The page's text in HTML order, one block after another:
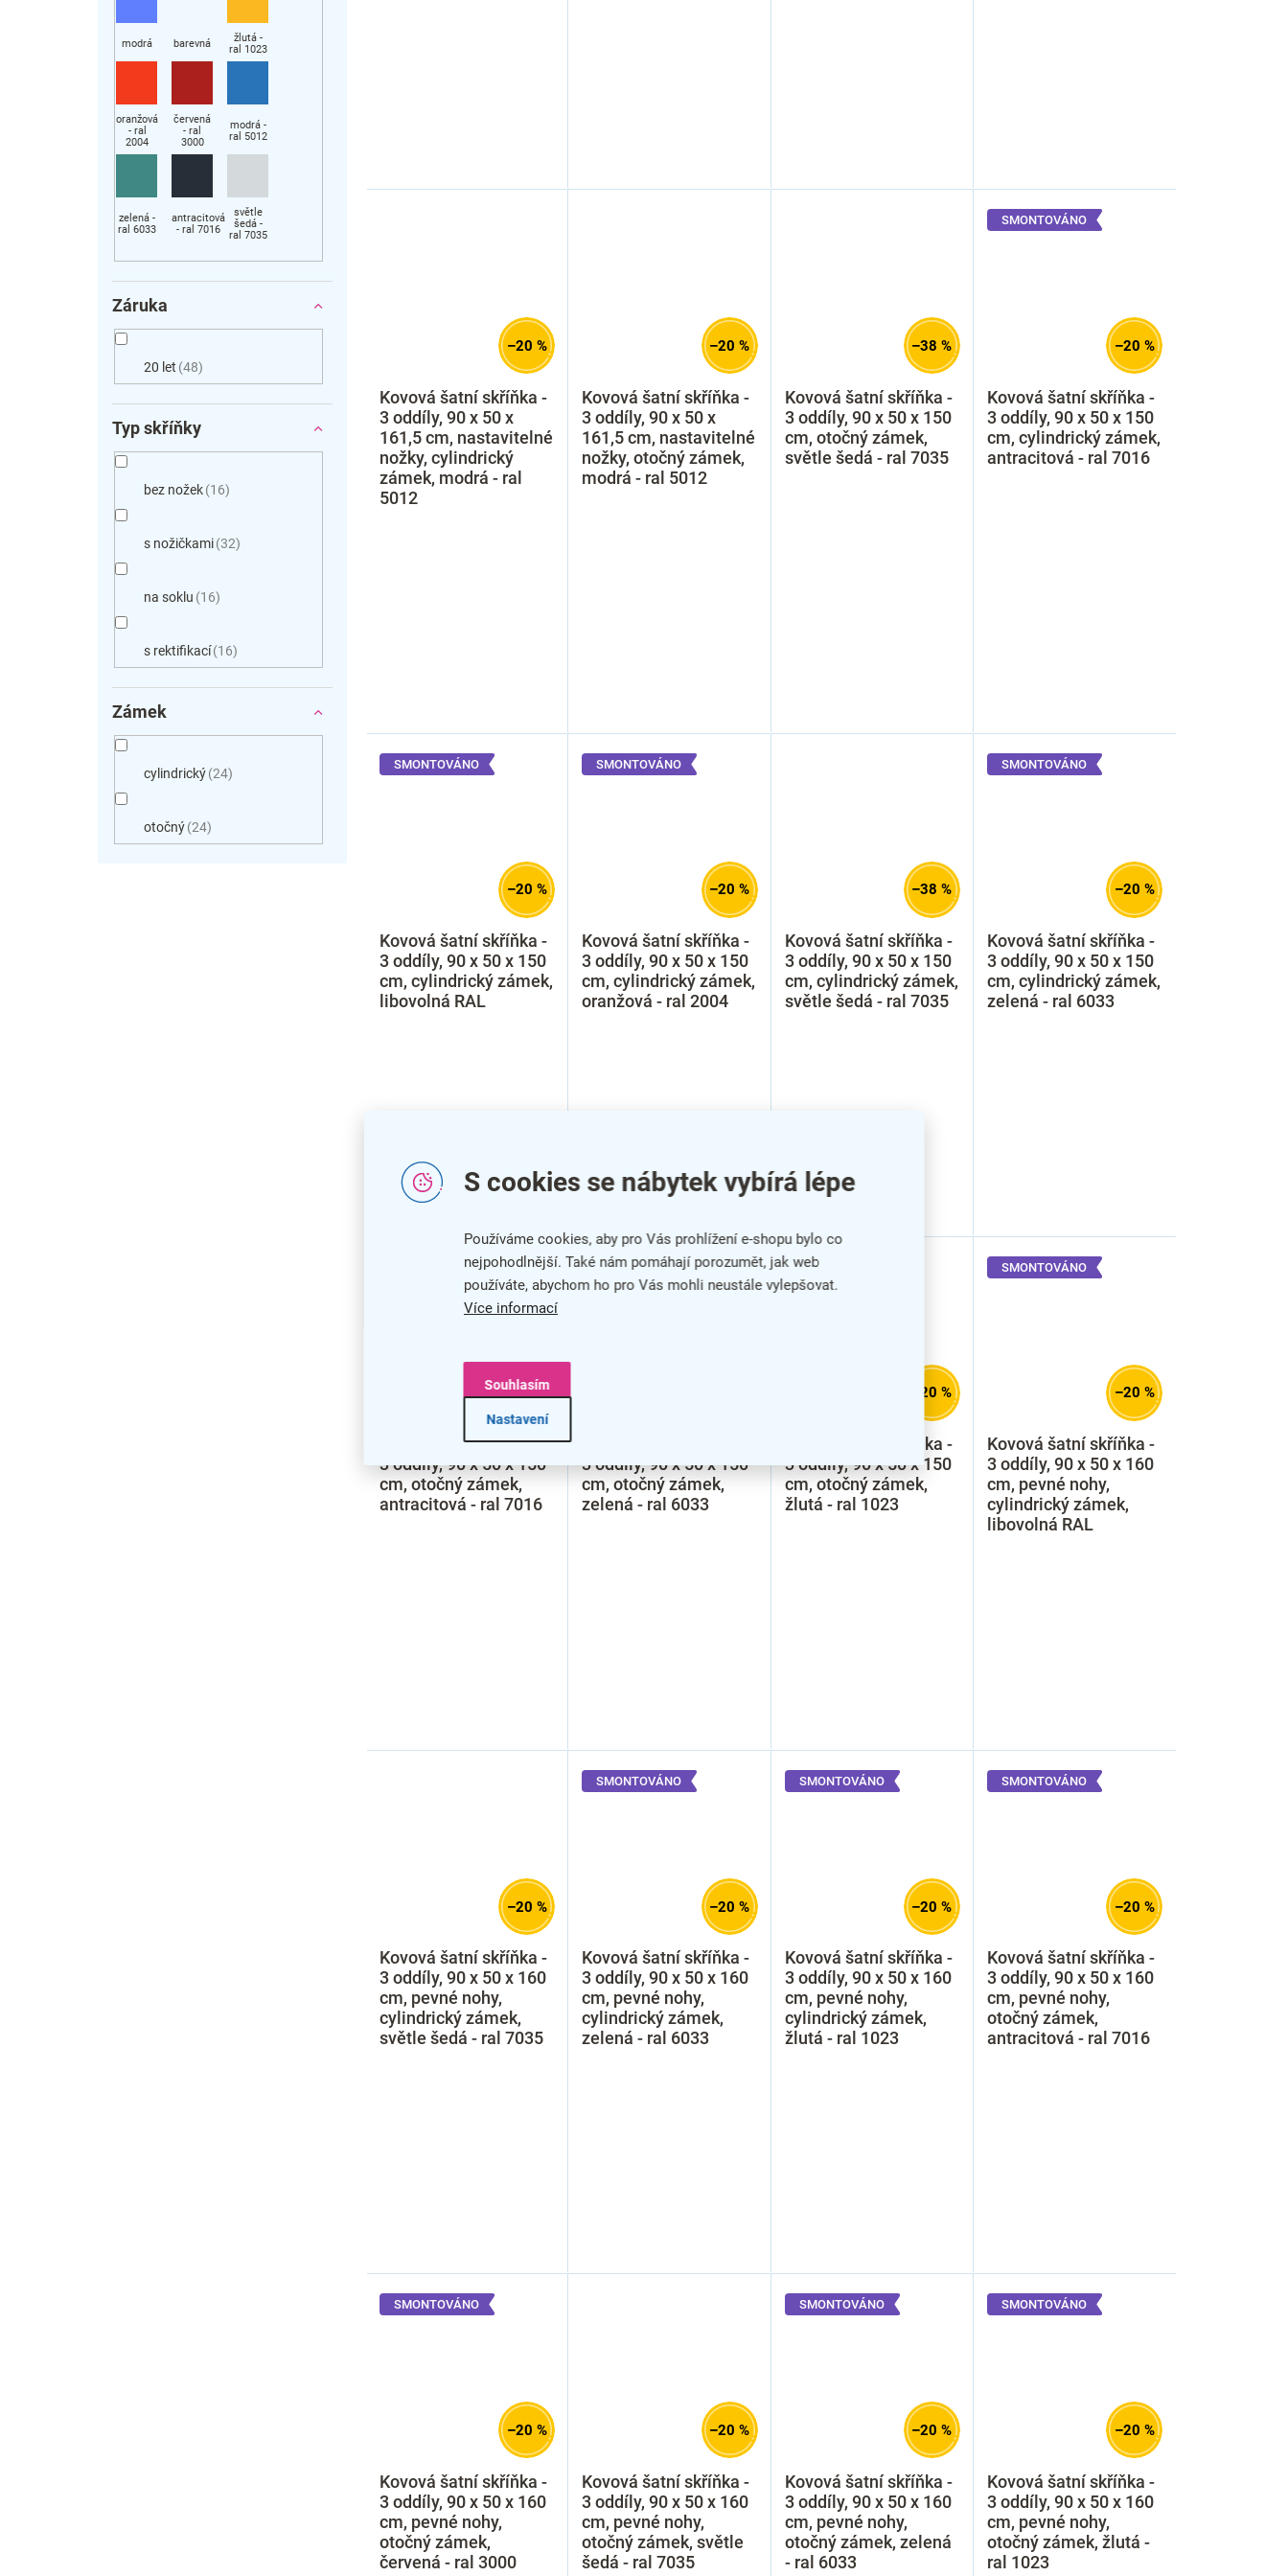
S cookies se nábytek vybírá lépe
Používáme cookies, aby pro Vás prohlížení e-shopu bylo co
nejpohodlnější. Také nám pomáhají porozumět, jak web
používáte, abychom ho pro Vás mohli neustále vylepšovat.
Více informací
Nastavení
Souhlasím
Záruka
20 let 48
Typ skříňky
bez nožek 16
s nožičkami 32
na soklu 16
s rektifikací 16
Zámek
cylindrický 24
otočný 24
–20 %
Kovová šatní skříňka -
3 oddíly, 90 x 50 x
161,5 cm, nastavitelné
nožky, cylindrický
zámek, modrá - ral
5012
–20 %
Kovová šatní skříňka -
3 oddíly, 90 x 50 x
161,5 cm, nastavitelné
nožky, otočný zámek,
modrá - ral 5012
–38 %
Kovová šatní skříňka -
3 oddíly, 90 x 50 x 150
cm, otočný zámek,
světle šedá - ral 7035
SMONTOVÁNO
–20 %
Kovová šatní skříňka -
3 oddíly, 90 x 50 x 150
cm, cylindrický zámek,
antracitová - ral 7016
SMONTOVÁNO
–20 %
Kovová šatní skříňka -
3 oddíly, 90 x 50 x 150
cm, cylindrický zámek,
libovolná RAL
SMONTOVÁNO
–20 %
Kovová šatní skříňka -
3 oddíly, 90 x 50 x 150
cm, cylindrický zámek,
oranžová - ral 2004
–38 %
Kovová šatní skříňka -
3 oddíly, 90 x 50 x 150
cm, cylindrický zámek,
světle šedá - ral 7035
SMONTOVÁNO
–20 %
Kovová šatní skříňka -
3 oddíly, 90 x 50 x 150
cm, cylindrický zámek,
zelená - ral 6033
SMONTOVÁNO
–20 %
Kovová šatní skříňka -
3 oddíly, 90 x 50 x 150
cm, otočný zámek,
antracitová - ral 7016
SMONTOVÁNO
3 oddíly, 90 x 50 x 150
cm, otočný zámek,
zelená - ral 6033
SMONTOVÁNO
–20 %
Kovová šatní skříňka -
3 oddíly, 90 x 50 x 150
cm, otočný zámek,
žlutá - ral 1023
SMONTOVÁNO
–20 %
Kovová šatní skříňka -
3 oddíly, 90 x 50 x 160
cm, pevné nohy,
cylindrický zámek,
libovolná RAL
–20 %
Kovová šatní skříňka -
3 oddíly, 90 x 50 x 160
cm, pevné nohy,
cylindrický zámek,
světle šedá - ral 7035
SMONTOVÁNO
–20 %
Kovová šatní skříňka -
3 oddíly, 90 x 50 x 160
cm, pevné nohy,
cylindrický zámek,
zelená - ral 6033
SMONTOVÁNO
–20 %
Kovová šatní skříňka -
3 oddíly, 90 x 50 x 160
cm, pevné nohy,
cylindrický zámek,
žlutá - ral 1023
SMONTOVÁNO
–20 %
Kovová šatní skříňka -
3 oddíly, 90 x 50 x 160
cm, pevné nohy,
otočný zámek,
antracitová - ral 7016
SMONTOVÁNO
–20 %
Kovová šatní skříňka -
3 oddíly, 90 x 50 x 160
cm, pevné nohy,
otočný zámek,
červená - ral 3000
–20 %
Kovová šatní skříňka -
3 oddíly, 90 x 50 x 160
cm, pevné nohy,
otočný zámek, světle
šedá - ral 7035
SMONTOVÁNO
–20 %
Kovová šatní skříňka -
3 oddíly, 90 x 50 x 160
cm, pevné nohy,
otočný zámek, zelená
- ral 6033
SMONTOVÁNO
–20 %
Kovová šatní skříňka -
3 oddíly, 90 x 50 x 160
cm, pevné nohy,
otočný zámek, žlutá -
ral 1023